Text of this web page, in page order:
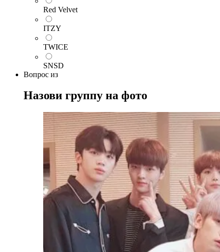
Red Velvet
ITZY
TWICE
SNSD
Вопрос из
Назови группу на фото